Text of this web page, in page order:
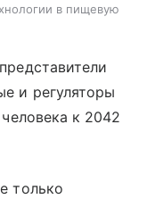
в пищевую
и регуляторы
к 2042
только